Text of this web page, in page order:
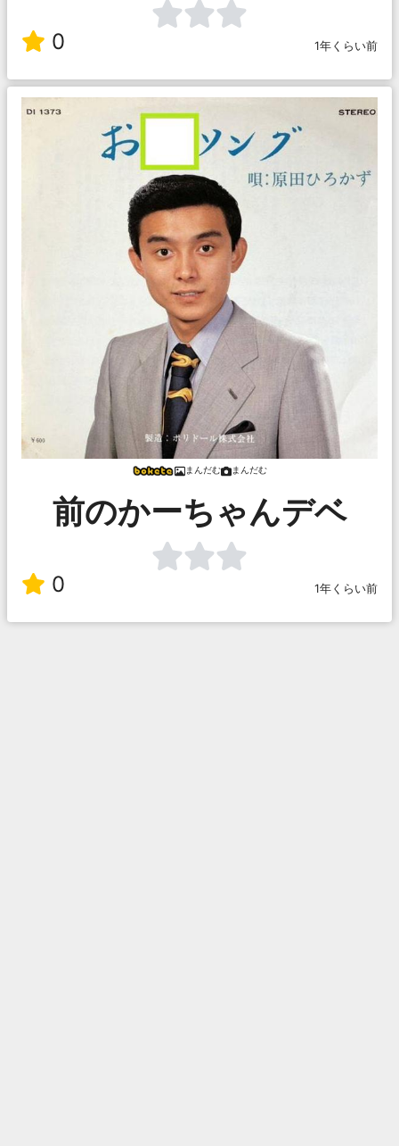
0 1年くらい前
まんだむ まんだむ
前のかーちゃんデベ
0 1年くらい前